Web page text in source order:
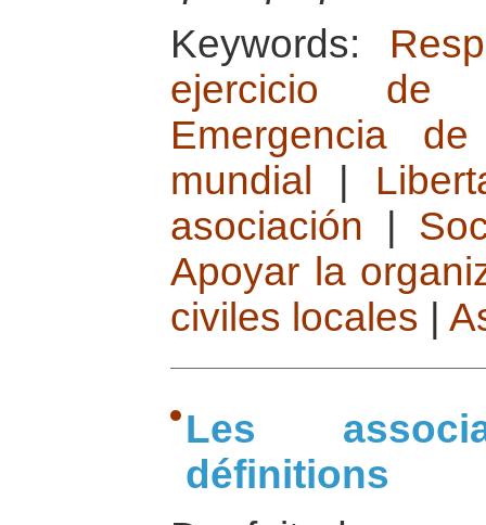
Keywords:
ejercicio de
Emergencia
mundial
asociación
Apoyar la
civiles locales
Les
définitions